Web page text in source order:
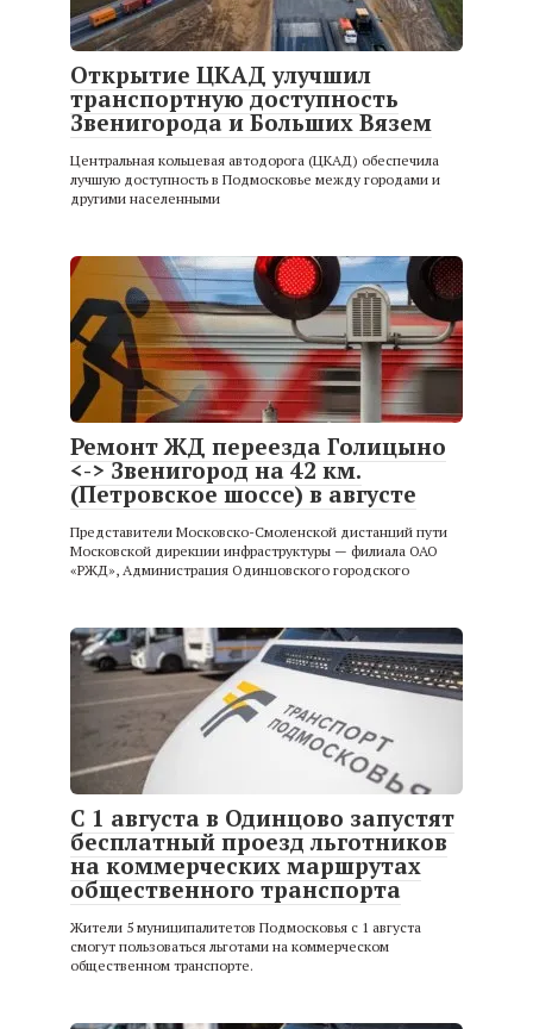
Открытие ЦКАД улучшил
транспортную доступность
Звенигорода и Больших Вязем
Центральная кольцевая автодорога (ЦКАД) обеспечила
лучшую доступность в Подмосковье между городами и
другими населенными
Ремонт ЖД переезда Голицыно
<-> Звенигород на 42 км.
(Петровское шоссе) в августе
Представители Московско-Смоленской дистанций пути
Московской дирекции инфраструктуры — филиала ОАО
«РЖД», Администрация Одинцовского городского
С 1 августа в Одинцово запустят
бесплатный проезд льготников
на коммерческих маршрутах
общественного транспорта
Жители 5 муниципалитетов Подмосковья с 1 августа
смогут пользоваться льготами на коммерческом
общественном транспорте.